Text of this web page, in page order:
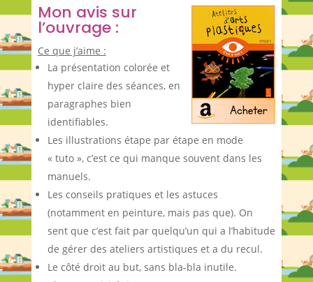
Mon avis sur
l’ouvrage :
Ce que j’aime :
La présentation colorée et
hyper claire des séances, en
paragraphes bien
identifiables.
Les illustrations étape par étape en mode
« tuto », c’est ce qui manque souvent dans les
manuels.
Les conseils pratiques et les astuces
(notamment en peinture, mais pas que). On
sent que c’est fait par quelqu’un qui a l’habitude
de gérer des ateliers artistiques et a du recul.
Le côté droit au but, sans bla-bla inutile.